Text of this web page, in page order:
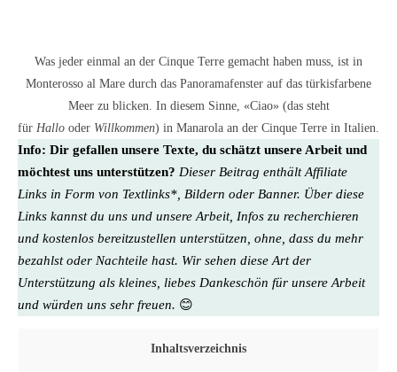
Was jeder einmal an der Cinque Terre gemacht haben muss, ist in
Monterosso al Mare durch das Panoramafenster auf das türkisfarbene
Meer zu blicken. In diesem Sinne, «Ciao» (das steht
für Hallo oder Willkommen) in Manarola an der Cinque Terre in Italien.
Info: Dir gefallen unsere Texte, du schätzt unsere Arbeit und
möchtest uns unterstützen? Dieser Beitrag enthält Affiliate
Links in Form von Textlinks*, Bildern oder Banner. Über diese
Links kannst du uns und unsere Arbeit, Infos zu recherchieren
und kostenlos bereitzustellen unterstützen, ohne, dass du mehr
bezahlst oder Nachteile hast. Wir sehen diese Art der
Unterstützung als kleines, liebes Dankeschön für unsere Arbeit
und würden uns sehr freuen. 😊
Inhaltsverzeichnis